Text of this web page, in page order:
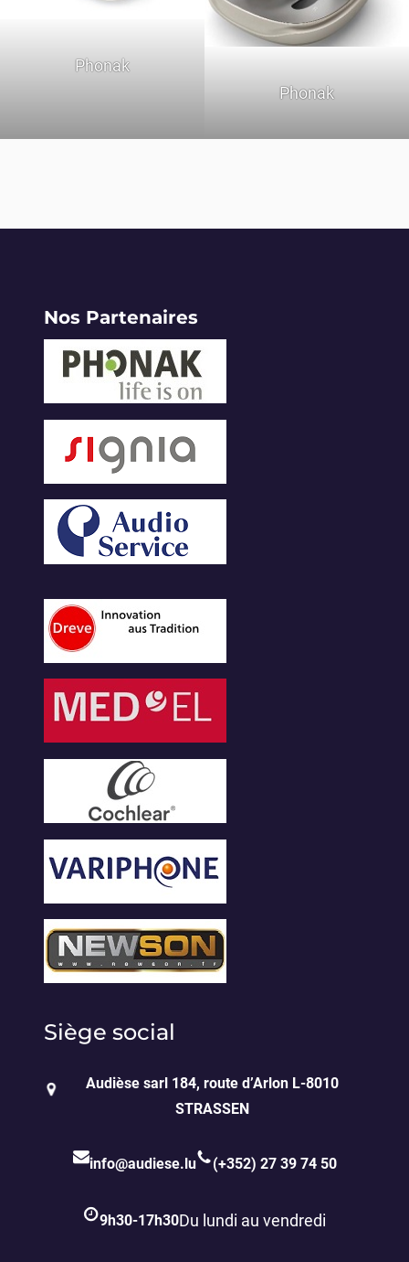
Phonak
Phonak
Nos Partenaires
Siège social
Audièse sarl 184, route d’Arlon L-8010
STRASSEN
info@audiese.lu (+352) 27 39 74 50
9h30-17h30Du lundi au vendredi